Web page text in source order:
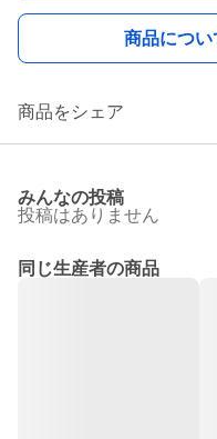
商品につ
商品をシェア
みんなの投稿
投稿はありません
同じ生産者の商品